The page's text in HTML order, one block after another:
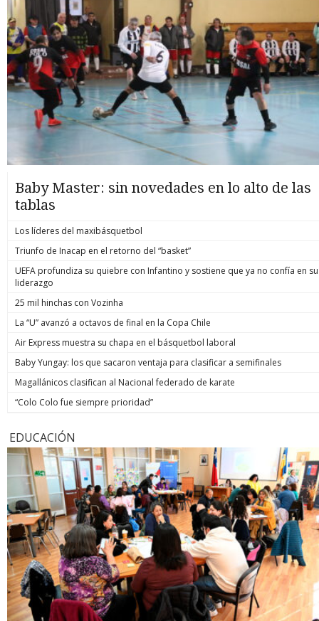
Baby Master: sin novedades en lo alto de las
tablas
Los líderes del maxibásquetbol
Triunfo de Inacap en el retorno del “basket”
UEFA profundiza su quiebre con Infantino y sostiene que ya no confía en su
liderazgo
25 mil hinchas con Vozinha
La “U” avanzó a octavos de final en la Copa Chile
Air Express muestra su chapa en el básquetbol laboral
Baby Yungay: los que sacaron ventaja para clasificar a semifinales
Magallánicos clasifican al Nacional federado de karate
“Colo Colo fue siempre prioridad”
EDUCACIÓN